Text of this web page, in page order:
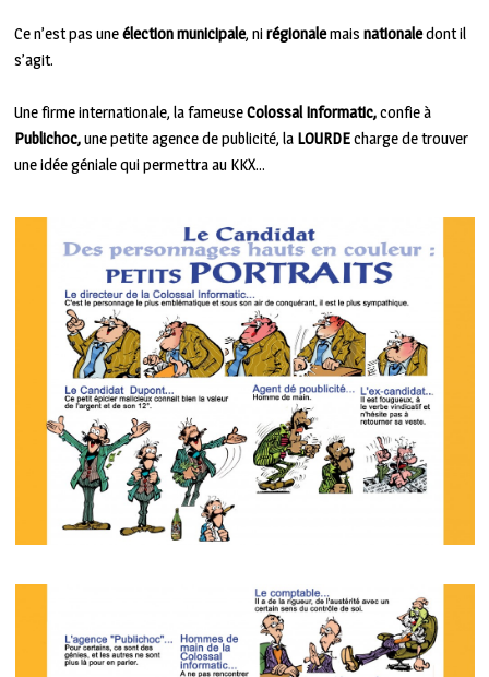
Ce n’est pas uneélection municipale, nirégionalemaisnationaledont il
s’agit.
Une firme internationale, la fameuseColossal Informatic,confie à
Publichoc,une petite agence de publicité, la LOURDEcharge de trouver
une idée géniale qui permettra au KKX…